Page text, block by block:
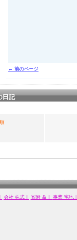
← 前のページ
日記
会社 株式｜ 寄附 益｜ 事業 宅地